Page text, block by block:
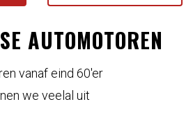
is leeg.
met producten.
AUTOMOTOREN
vanaf eind 60'er
we veelal uit